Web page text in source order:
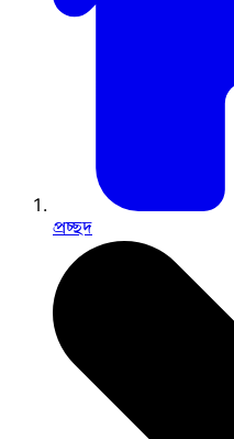
প্রচ্ছদ